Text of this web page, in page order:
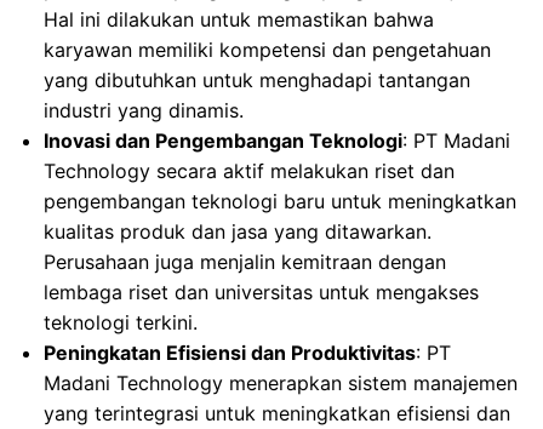
Hal ini dilakukan untuk memastikan bahwa
karyawan memiliki kompetensi dan pengetahuan
yang dibutuhkan untuk menghadapi tantangan
industri yang dinamis.
Inovasi dan Pengembangan Teknologi: PT Madani
Technology secara aktif melakukan riset dan
pengembangan teknologi baru untuk meningkatkan
kualitas produk dan jasa yang ditawarkan.
Perusahaan juga menjalin kemitraan dengan
lembaga riset dan universitas untuk mengakses
teknologi terkini.
Peningkatan Efisiensi dan Produktivitas: PT
Madani Technology menerapkan sistem manajemen
yang terintegrasi untuk meningkatkan efisiensi dan